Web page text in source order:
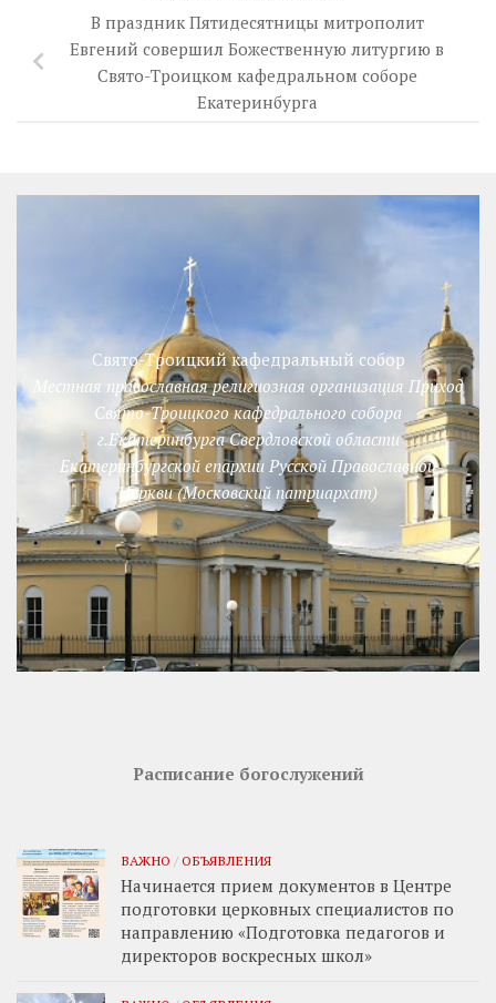
В праздник Пятидесятницы митрополит
Евгений совершил Божественную литургию в
Свято-Троицком кафедральном соборе
Екатеринбурга
Свято-Троицкий кафедральный собор
Местная православная религиозная организация Приход
Свято-Троицкого кафедрального собора
г.Екатеринбурга Свердловской области
Екатеринбургской епархии Русской Православной
Церкви (Московский патриархат)
Расписание богослужений
ВАЖНО / ОБЪЯВЛЕНИЯ
Начинается прием документов в Центре
подготовки церковных специалистов по
направлению «Подготовка педагогов и
директоров воскресных школ»